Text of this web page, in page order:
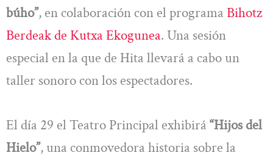
búho”, en colaboración con el programa Bihotz
Berdeak de Kutxa Ekogunea. Una sesión
especial en la que de Hita llevará a cabo un
taller sonoro con los espectadores.
El día 29 el Teatro Principal exhibirá “Hijos del
Hielo”, una conmovedora historia sobre la